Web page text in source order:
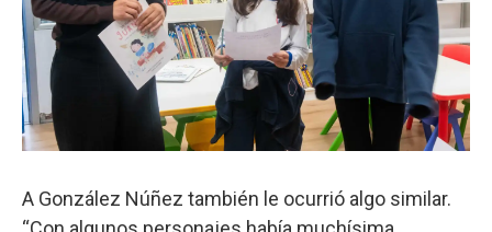
A González Núñez también le ocurrió algo similar.